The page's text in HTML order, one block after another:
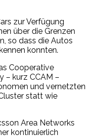
zur Verfügung
über die Grenzen
so dass die Autos
konnten.
Cooperative
– kurz CCAM –
und vernetzten
statt wie
Area Networks
kontinuierlich